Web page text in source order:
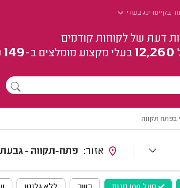
בקייטרינג בשרי
דעת של לקוחות קודמים
12,260 בעלי מקצוע מומלצים ב-149
בפתח תקווה
פתח-תקווה -